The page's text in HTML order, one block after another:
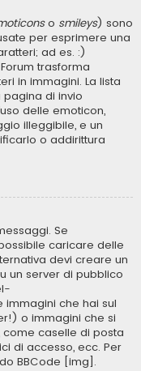
o smileys) sono
per esprimere una
ad es. :)
trasforma
in immagini. La lista
di invio
delle emoticon,
illeggibile, e un
o addirittura
Se
caricare delle
devi creare un
un server di pubblico
immagini che hai sul
o immagini che si
caselle di posta
di accesso, ecc. Per
BBCode [img].